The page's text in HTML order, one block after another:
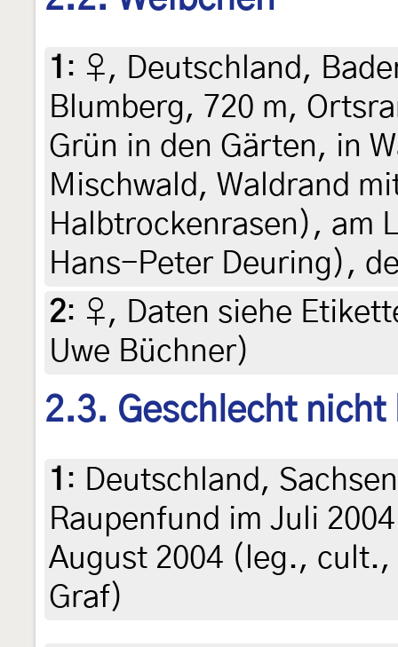
1 : ♀, Deutschland,
Blumberg, 720 m,
Grün in den Gärten, in
Mischwald, Waldrand
Halbtrockenrasen), am
Hans-Peter Deuring),
2: ♀, Daten siehe
Uwe Büchner)
2.3. Geschlecht nicht
1 : Deutschland,
Raupenfund im Juli
August 2004 (leg.,
Graf)